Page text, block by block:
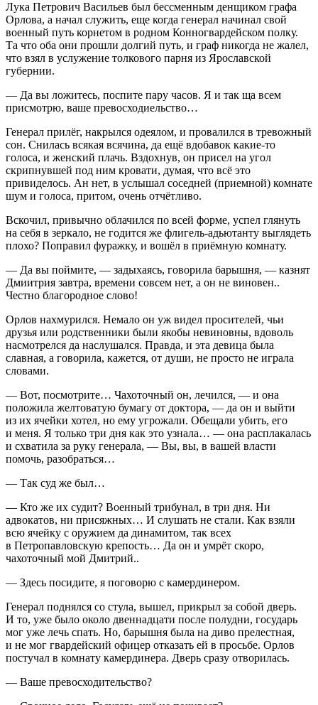
Лука Петрович Васильев был бессменным денщиком графа
Орлова, а начал служить, еще когда генерал начинал свой
военный путь корнетом в родном Конногвардейском полку.
Та что оба они прошли долгий путь, и граф никогда не жалел,
что взял в услужение толкового парня из Ярославской
губернии.
— Да вы ложитесь, поспите пару часов. Я и так ща всем
присмотрю, ваше превосходиельство…
Генерал прилёг, накрылся одеялом, и провалился в тревожный
сон. Снилась всякая всячина, да ещё вдобавок какие-то
голоса, и женский плачь. Вздохнув, он присел на угол
скрипнувшей под ним кровати, думая, что всё это
привиделось. Ан нет, в услышал соседней (приемной) комнате
шум и голоса, притом, очень отчётливо.
Вскочил, привычно облачился по всей форме, успел глянуть
на себя в зеркало, не годится же флигель-адьютанту выглядеть
плохо? Поправил фуражку, и вошёл в приёмную комнату.
— Да вы поймите, — задыхаясь, говорила барышня, — казнят
Дмиитрия завтра, времени совсем нет, а он не виновен..
Честно благородное слово!
Орлов нахмурился. Немало он уж видел просителей, чьи
друзья или родственники были якобы невиновны, вдоволь
насмотрелся да наслушался. Правда, и эта девица была
славная, а говорила, кажется, от души, не просто не играла
словами.
— Вот, посмотрите… Чахоточный он, лечился, — и она
положила желтоватую бумагу от доктора, — да он и выйти
из их ячейки хотел, но ему угрожали. Обещали убить, его
и меня. Я только три дня как это узнала… — она расплакалась
и схватила за руку генерала, — Вы, вы, в вашей власти
помочь, разобраться…
— Так суд же был…
— Кто же их судит? Военный трибунал, в три дня. Ни
адвокатов, ни присяжных… И слушать не стали. Как взяли
всю ячейку с оружием да динамитом, так всех
в Петропавловскую крепость… Да он и умрёт скоро,
чахоточный мой Дмитрий..
— Здесь посидите, я поговорю с камердинером.
Генерал поднялся со стула, вышел, прикрыл за собой дверь.
И то, уже было около двеннадцати после полудни, государь
мог уже лечь спать. Но, барышня была на диво прелестная,
и не мог гвардейский офицер отказать ей в просьбе. Орлов
постучал в комнату камердинера. Дверь сразу отворилась.
— Ваше превосходительство?